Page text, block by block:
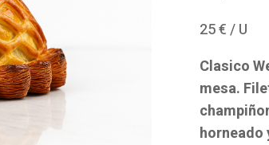
25 € / U
Clasico
mesa.
horneado